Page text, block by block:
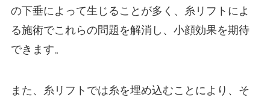
の下垂によって生じることが多く、糸リフトによ
る施術でこれらの問題を解消し、小顔効果を期待
できます。
また、糸リフトでは糸を埋め込むことにより、そ